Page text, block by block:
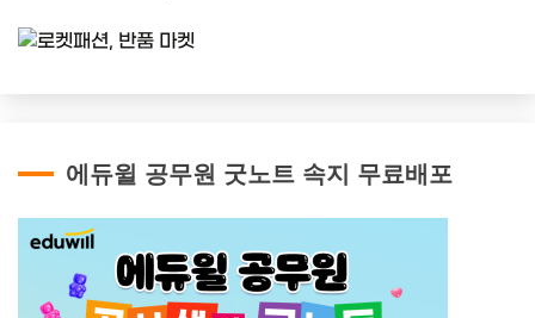
에듀윌 공무원 굿노트 속지 무료배포